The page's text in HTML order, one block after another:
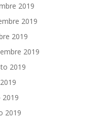
2019
2019
2019
2019
2019
2019
2019